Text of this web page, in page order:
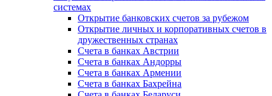
системах
Открытие банковских счетов за рубежом
Открытие личных и корпоративных счетов в
дружественных странах
Счета в банках Австрии
Счета в банках Андорры
Счета в банках Армении
Счета в банках Бахрейна